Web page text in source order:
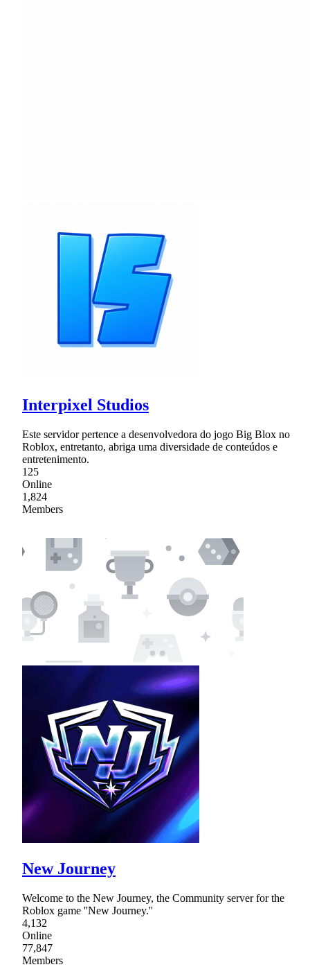
Interpixel Studios
Este servidor pertence a desenvolvedora do jogo Big Blox no
Roblox, entretanto, abriga uma diversidade de conteúdos e
entretenimento.
125
Online
1,824
Members
New Journey
Welcome to the New Journey, the Community server for the
Roblox game ''New Journey.''
4,132
Online
77,847
Members